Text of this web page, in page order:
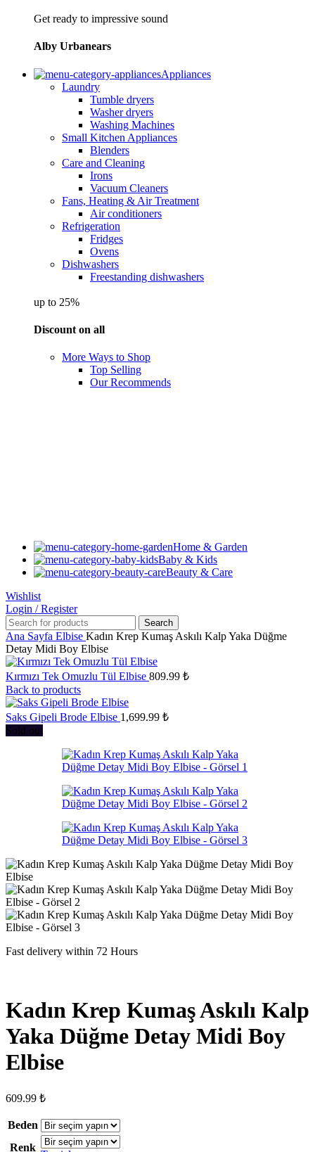
Get ready to impressive sound
Alby Urbanears
Appliances
Laundry
Tumble dryers
Washer dryers
Washing Machines
Small Kitchen Appliances
Blenders
Care and Cleaning
Irons
Vacuum Cleaners
Fans, Heating & Air Treatment
Air conditioners
Refrigeration
Fridges
Ovens
Dishwashers
Freestanding dishwashers
up to 25%
Discount on all
More Ways to Shop
Top Selling
Our Recommends
Home & Garden
Baby & Kids
Beauty & Care
Wishlist
Login / Register
Search
Ana Sayfa Elbise Kadın Krep Kumaş Askılı Kalp Yaka Düğme
Detay Midi Boy Elbise
Kırmızı Tek Omuzlu Tül Elbise 809.99 ₺
Back to products
Saks Gipeli Brode Elbise 1,699.99 ₺
Sold out
Fast delivery within 72 Hours
Kadın Krep Kumaş Askılı Kalp
Yaka Düğme Detay Midi Boy
Elbise
609.99 ₺
Beden
Renk